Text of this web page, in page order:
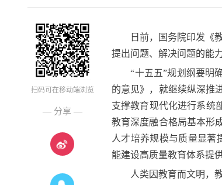
扫码可在移动端浏览
— 分享 —
日前，国务院印发《教
提出问题、解决问题的能
“十五五”规划纲要明确
的意见》，就继续纵深推
支撑教育现代化进行系统
教育深度融合格局基本形
人才培养规模与质量显
能建设高质量教育体系提
人类因教育而文明，教